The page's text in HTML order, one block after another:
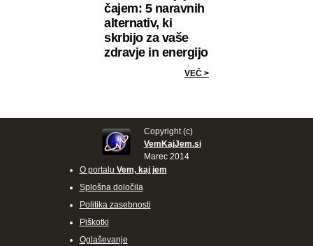
čajem: 5 naravnih
alternativ, ki
skrbijo za vaše
zdravje in energijo
VEČ >
Copyright (c)
VemKajJem.si
Marec 2014
O portalu Vem, kaj jem
Splošna določila
Politika zasebnosti
Piškotki
Oglaševanje